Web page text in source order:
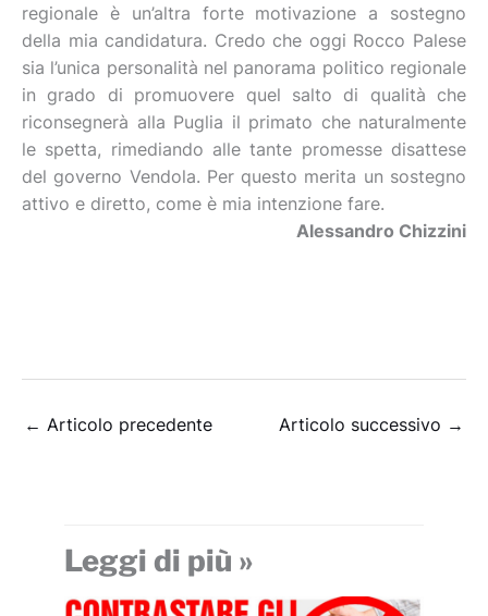
regionale è un’altra forte motivazione a sostegno
della mia candidatura. Credo che oggi Rocco Palese
sia l’unica personalità nel panorama politico regionale
in grado di promuovere quel salto di qualità che
riconsegnerà alla Puglia il primato che naturalmente
le spetta, rimediando alle tante promesse disattese
del governo Vendola. Per questo merita un sostegno
attivo e diretto, come è mia intenzione fare.
Alessandro Chizzini
← Articolo precedente Articolo successivo →
Leggi di più »